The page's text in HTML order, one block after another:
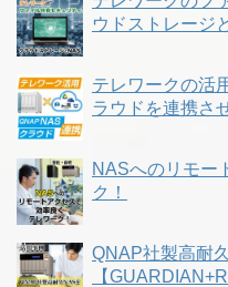
ウドストレージ
テレワークの活
ラウドを連携さ
NASへのリモー
ク！
QNAP社製高耐
【